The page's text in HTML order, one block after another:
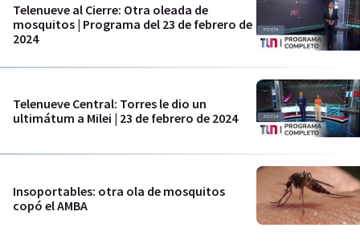
Telenueve al Cierre: Otra oleada de
mosquitos | Programa del 23 de febrero de
2024
Telenueve Central: Torres le dio un
ultimátum a Milei | 23 de febrero de 2024
Insoportables: otra ola de mosquitos
copó el AMBA